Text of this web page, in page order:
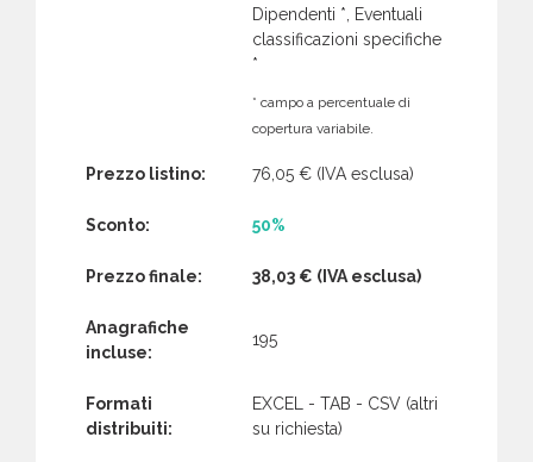
Dipendenti *, Eventuali
classificazioni specifiche
*
* campo a percentuale di
copertura variabile.
Prezzo listino: 76,05 € (IVA esclusa)
Sconto: 50%
Prezzo finale: 38,03 € (IVA esclusa)
Anagrafiche
incluse:
195
Formati
distribuiti:
EXCEL - TAB - CSV (altri
su richiesta)